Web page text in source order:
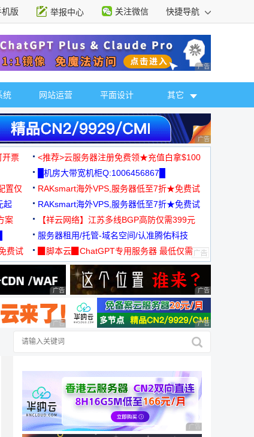
机版 举报中心 关注微信 快捷导航
广告 商业广告，理
统 网站运营 平面设计 其它
广告 商业广告，理
开票
<推荐>云服务器注册免费领★充值白拿$100
█机房大带宽机柜Q:1006456867█
置仅
RAKsmart海外VPS,服务器低至7折★免费试
用★
起
RAKsmart海外VPS,服务器低至7折★免费试
用★
案
【祥云网络】江苏多线BGP高防仅需399元
服务器租用/托管-域名空间/认准腾佑科技
费试
▉脚本云▉ChatGPT专用服务器 最低仅需
19元/月
广告 商业广告，理性选择 广告 商业广告，理
广告 商业广告，理性选择 广告 商业广告，理
广告 商业广告，理性